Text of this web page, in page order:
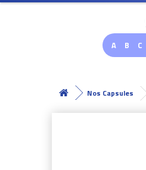
A B C
Nos Capsules